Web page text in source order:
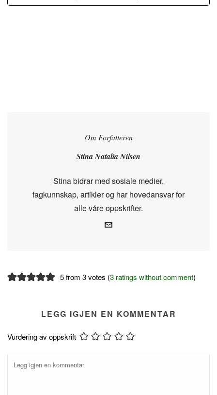
Om Forfatteren
Stina Natalia Nilsen
Stina bidrar med sosiale medier,
fagkunnskap, artikler og har hovedansvar for
alle våre oppskrifter.
5 from 3 votes (3 ratings without comment)
LEGG IGJEN EN KOMMENTAR
Vurdering av oppskrift